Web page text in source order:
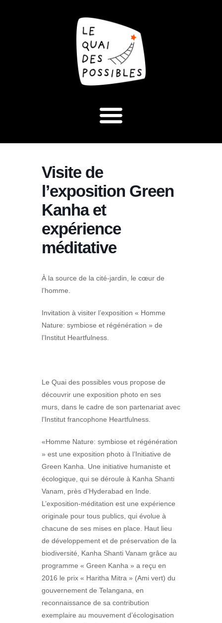
Visite de
l’exposition Green
Kanha et
expérience
méditative
À la source de la cité-jardin, le cœur de
l’homme.
Invitation à visiter l’exposition « Homme
Nature: symbiose et régénération » de
l’Institut Heartfulness.
Le Quai des possibles vous propose de
découvrir une exposition photo en ses
murs, dans le cadre de son partenariat avec
l’Institut francophone Heartfulness.
«Homme Nature: symbiose et régénération
» est une exposition photo à l’Initiative de
Green Kanha. Une initiative humaniste et
écologique, qui se déroule à Kanha Shanti
Vanam, près d’Hyderabad en Inde.
L’exposition-méditation est une expérience
originale pour tous publics, qui évolue à
chacune de ses mises en place. Haut lieu
de développement et de préservation de la
biodiversité, Kanha Shanti Vanam grâce au
programme « Green Kanha » a reçu en
2016 le prix « Haritha Mitra » (Ami vert) du
gouvernement de Telangana, en
reconnaissance de sa contribution
exemplaire au mouvement d’écologisation